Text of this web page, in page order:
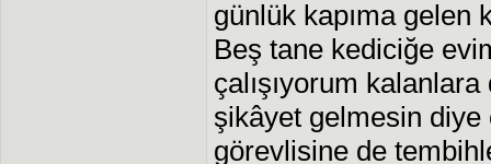
günlük kapıma gelen
Beş tane kediciğe
çalışıyorum
şikâyet gelmesin diye
görevlisine de